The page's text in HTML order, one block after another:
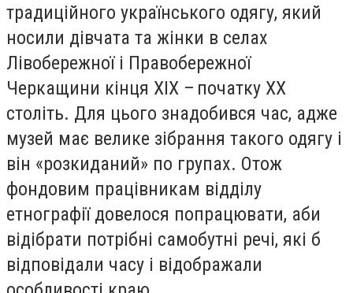
традиційного українського одягу, який
носили дівчата та жінки в селах
Лівобережної і Правобережної
Черкащини кінця XIX – початку XX
століть. Для цього знадобився час, адже
музей має велике зібрання такого одягу і
він «розкиданий» по групах. Отож
фондовим працівникам відділу
етнографії довелося попрацювати, аби
відібрати потрібні самобутні речі, які б
відповідали часу і відображали